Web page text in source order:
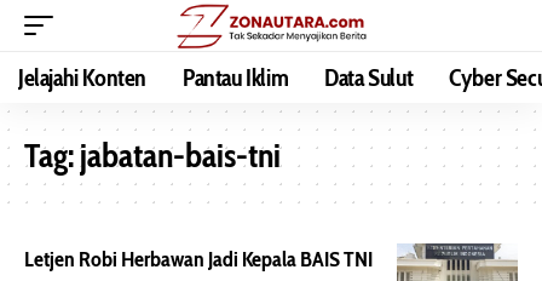
Jelajahi Konten Pantau Iklim Data Sulut Cyber
Tag:jabatan-bais-tni
Letjen Robi Herbawan Jadi Kepala BAIS TNI